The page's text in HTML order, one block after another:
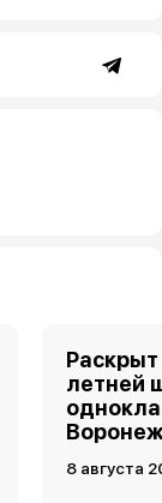
летней
8 августа